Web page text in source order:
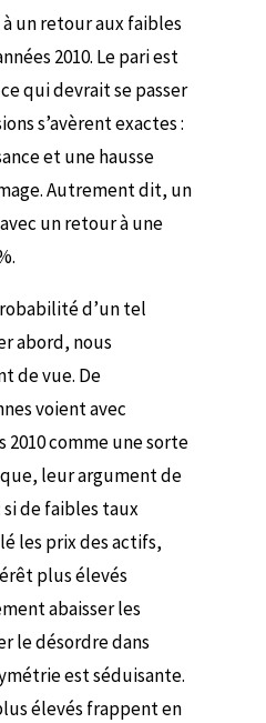
un retour aux faibles
2010. Le pari est
qui devrait se passer
s’avèrent exactes :
et une hausse
Autrement dit, un
un retour à une
d’un tel
abord, nous
de vue. De
voient avec
2010 comme une sorte
leur argument de
de faibles taux
les prix des actifs,
plus élevés
abaisser les
le désordre dans
est séduisante.
élevés frappent en